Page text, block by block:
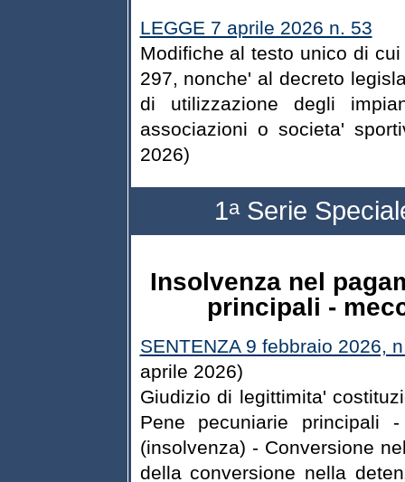
LEGGE 7 aprile 2026 n. 53
Modifiche al testo unico di
297, nonche' al decreto
di utilizzazione degli
associazioni o societa'
2026)
1aSerie
Insolvenza nel
principali -
SENTENZA 9 febbraio 2026,
aprile 2026)
Giudizio di legittimita'
Pene pecuniarie principali
(insolvenza) - Conversione
della conversione nella